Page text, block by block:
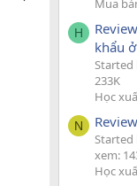
H
khẩu
Started
233K
Học
N
Started
xem:
Học